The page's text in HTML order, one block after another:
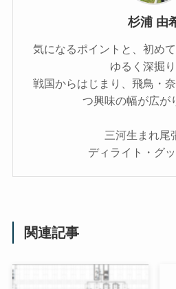
杉浦 由
気になるポイントと、初め
ゆるく深掘り
戦国からはじまり、飛鳥・
つ興味の幅が広が
三河生まれ尾
ディライト・グ
関連記事